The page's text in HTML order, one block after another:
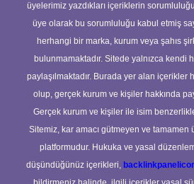
üyelerimiz yazdıkları içeriklerin
üye olarak bu sorumluluğu kabul etmiş
herhangi bir marka, kurum veya şahıs
bulunmamaktadır. Sitede yalnızca kendi
paylaşılmaktadır. Burada yer alan içerikler
olup, gerçek kurum ve kişiler hakkında
Gerçek kurum ve kişiler ile isim
Sitemiz, kar amacı gütmeyen ve tamamen
platformudur. Hukuka ve yasal
düşündüğünüz içerikleri,